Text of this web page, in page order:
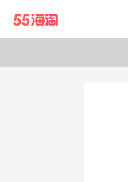
带你去官网买正品